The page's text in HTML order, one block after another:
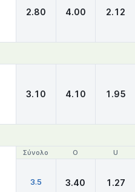
2.80 4.00 2.12
3.10 4.10 1.95
Σύνολο O U
Σύνολο O U
3.5 3.40 1.27